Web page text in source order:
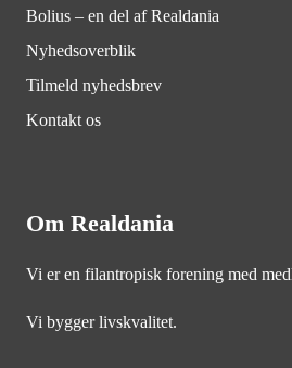
Bolius – en del af Realdania
Nyhedsoverblik
Tilmeld nyhedsbrev
Kontakt os
Om Realdania
Vi er en filantropisk forening med
Vi bygger livskvalitet.